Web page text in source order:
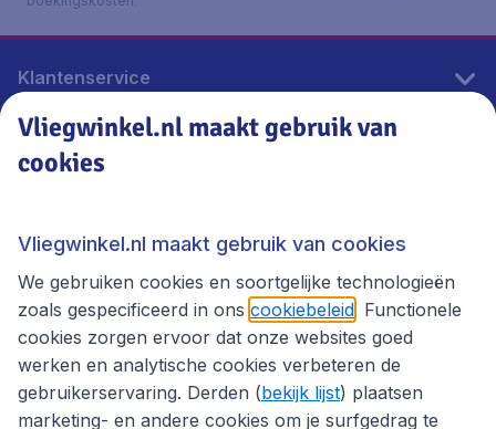
Klantenservice
Vliegwinkel.nl
Thema's
Vliegwinkel.nl maakt gebruik van
cookies
Vliegwinkel.nl maakt gebruik van cookies
We gebruiken cookies en soortgelijke technologieën
zoals gespecificeerd in ons cookiebeleid . Functionele
cookies zorgen ervoor dat onze websites goed
werken en analytische cookies verbeteren de
gebruikerservaring. Derden (bekijk lijst) plaatsen
marketing- en andere cookies om je surfgedrag te